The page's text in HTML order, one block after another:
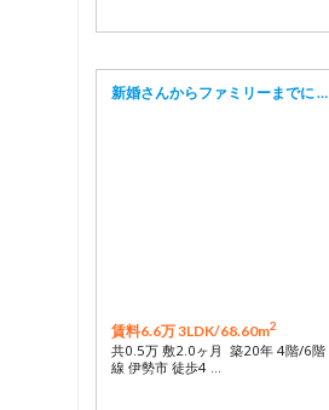
新婚さんからファミリーまでに …
賃料6.6万 3LDK/68.60m2
共0.5万 敷2.0ヶ月 築20年 4階/6階
線 伊勢市 徒歩4 …